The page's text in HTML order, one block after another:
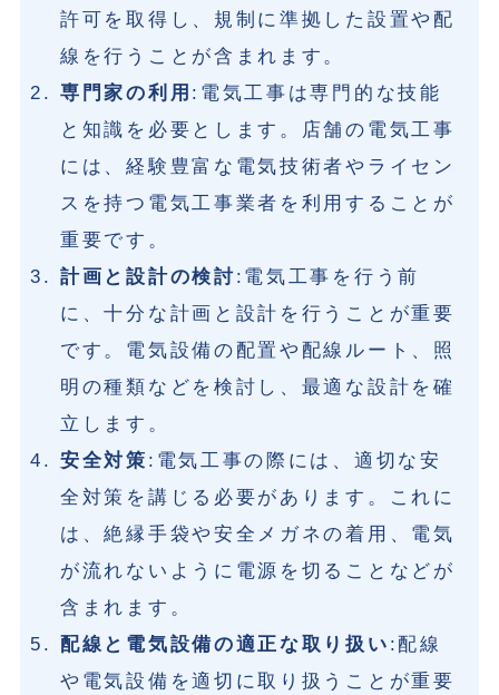
許可を取得し、規制に準拠した設置や配
線を行うことが含まれます。
専門家の利用 :電気工事は専門的な技能
と知識を必要とします。店舗の電気工事
には、経験豊富な電気技術者やライセン
スを持つ電気工事業者を利用することが
重要です。
計画と設計の検討:電気工事を行う前
に、十分な計画と設計を行うことが重要
です。電気設備の配置や配線ルート、照
明の種類などを検討し、最適な設計を確
立します。
安全対策 :電気工事の際には、適切な安
全対策を講じる必要があります。これに
は、絶縁手袋や安全メガネの着用、電気
が流れないように電源を切ることなどが
含まれます。
配線と電気設備の適正な取り扱い :配線
や電気設備を適切に取り扱うことが重要